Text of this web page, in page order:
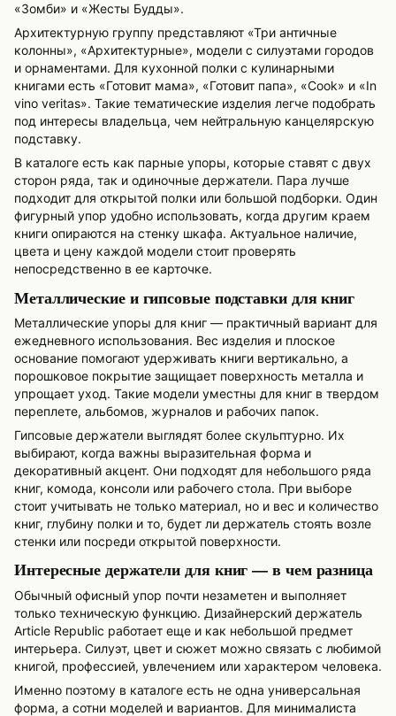
«Зомби» и «Жесты Будды».
Архитектурную группу представляют «Три античные
колонны», «Архитектурные», модели с силуэтами городов
и орнаментами. Для кухонной полки с кулинарными
книгами есть «Готовит мама», «Готовит папа», «Cook» и «In
vino veritas». Такие тематические изделия легче подобрать
под интересы владельца, чем нейтральную канцелярскую
подставку.
В каталоге есть как парные упоры, которые ставят с двух
сторон ряда, так и одиночные держатели. Пара лучше
подходит для открытой полки или большой подборки. Один
фигурный упор удобно использовать, когда другим краем
книги опираются на стенку шкафа. Актуальное наличие,
цвета и цену каждой модели стоит проверять
непосредственно в ее карточке.
Металлические и гипсовые подставки для книг
Металлические упоры для книг — практичный вариант для
ежедневного использования. Вес изделия и плоское
основание помогают удерживать книги вертикально, а
порошковое покрытие защищает поверхность металла и
упрощает уход. Такие модели уместны для книг в твердом
переплете, альбомов, журналов и рабочих папок.
Гипсовые держатели выглядят более скульптурно. Их
выбирают, когда важны выразительная форма и
декоративный акцент. Они подходят для небольшого ряда
книг, комода, консоли или рабочего стола. При выборе
стоит учитывать не только материал, но и вес и количество
книг, глубину полки и то, будет ли держатель стоять возле
стенки или посреди открытой поверхности.
Интересные держатели для книг — в чем разница
Обычный офисный упор почти незаметен и выполняет
только техническую функцию. Дизайнерский держатель
Article Republic работает еще и как небольшой предмет
интерьера. Силуэт, цвет и сюжет можно связать с любимой
книгой, профессией, увлечением или характером человека.
Именно поэтому в каталоге есть не одна универсальная
форма, а сотни моделей и вариантов. Для минималиста